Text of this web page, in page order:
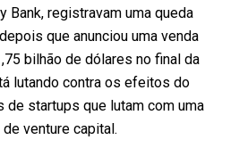
Bank, registravam uma queda
que anunciou uma venda
bilhão de dólares no final da
lutando contra os efeitos do
startups que lutam com uma
venture capital.